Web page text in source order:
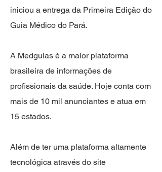
iniciou a entrega da Primeira Edição do
Guia Médico do Pará.
A Medguias é a maior plataforma
brasileira de informações de
profissionais da saúde. Hoje conta com
mais de 10 mil anunciantes e atua em
15 estados.
Além de ter uma plataforma altamente
tecnológica através do site